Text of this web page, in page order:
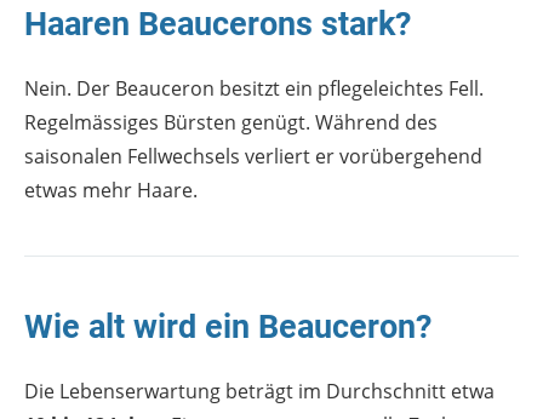
Haaren Beaucerons stark?
Nein. Der Beauceron besitzt ein pflegeleichtes Fell.
Regelmässiges Bürsten genügt. Während des
saisonalen Fellwechsels verliert er vorübergehend
etwas mehr Haare.
Wie alt wird ein Beauceron?
Die Lebenserwartung beträgt im Durchschnitt etwa